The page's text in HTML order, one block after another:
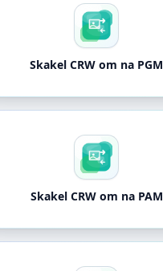
Skakel CRW om na PGM
Skakel CRW om na PAM